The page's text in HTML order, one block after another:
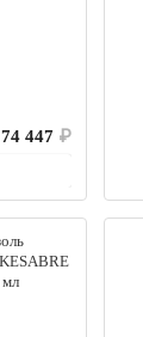
74 447 ₽
мл